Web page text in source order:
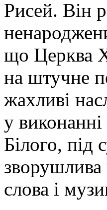
Рисей. Він
що Церква
на штучне
жахливі
у
Білого, під
слова і